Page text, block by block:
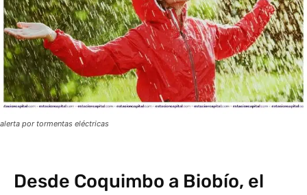
alerta por tormentas eléctricas
Desde Coquimbo a Biobío, el